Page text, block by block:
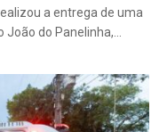
a entrega de uma
do Panelinha,…